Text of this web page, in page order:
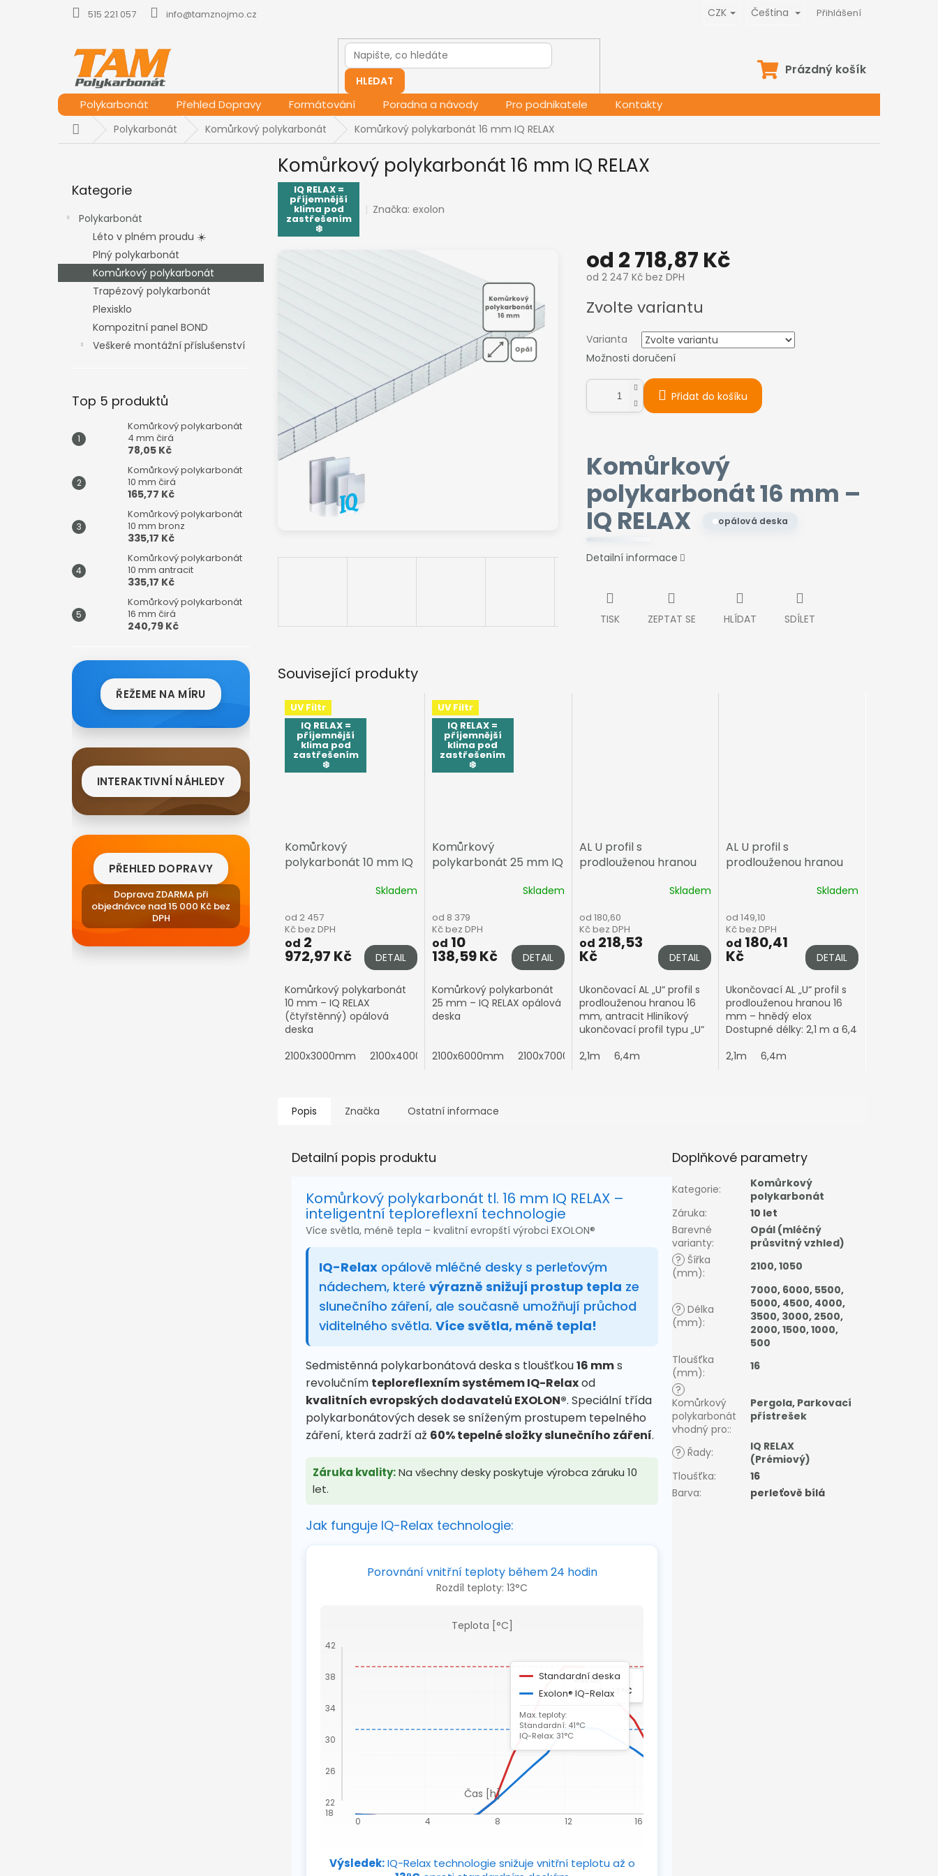
515 221 057 info@tamznojmo.cz CZK Čeština Přihlášení
HLEDAT
NÁKUPNÍ
Prázdný košík
Polykarbonát Přehled Dopravy Formátování Poradna a návody Pro podnikatele Kontakty
DomůPolykarbonát Komůrkový polykarbonát Komůrkový polykarbonát 16 mm IQ RELAX
kategorie
Kategorie
Polykarbonát
Léto v plném proudu ☀️
Plný polykarbonát
Komůrkový polykarbonát
Trapézový polykarbonát
Plexisklo
Kompozitní panel BOND
Veškeré montážní příslušenství
Top 5 produktů
Komůrkový polykarbonát
4 mm čirá
78,05 Kč
Komůrkový polykarbonát
10 mm čirá
165,77 Kč
Komůrkový polykarbonát
10 mm bronz
335,17 Kč
Komůrkový polykarbonát
10 mm antracit
335,17 Kč
Komůrkový polykarbonát
16 mm čirá
240,79 Kč
ŘEŽEME NA MÍRU
INTERAKTIVNÍ NÁHLEDY
PŘEHLED DOPRAVY
Doprava ZDARMA při
objednávce nad 15 000 Kč bez
DPH
Komůrkový polykarbonát 16 mm IQ RELAX
IQ RELAX =
příjemnější
klima pod
zastřešením
❄️
Značka: exolon
od 2 718,87 Kč
od 2 247 Kčbez DPH
cena:
Zvolte variantu
Varianta
Možnosti doručení
Přidat do košíku
Komůrkový
polykarbonát 16 mm –
IQ RELAX
opálová deska
Detailní informace
TISK ZEPTAT SE HLÍDAT SDÍLET
Související produkty
UV Filtr
IQ RELAX =
příjemnější
klima pod
zastřešením
❄️
Komůrkový
polykarbonát 10 mm IQ
Skladem
od 2 457
Kč bez DPH
od 2
972,97 Kč DETAIL
Komůrkový polykarbonát
10 mm – IQ RELAX
(čtyřstěnný) opálová
deska
2100x3000mm
2100x4000mm 2100x5000mm 2100x6000mm 2100x7000mm
UV Filtr
IQ RELAX =
příjemnější
klima pod
zastřešením
❄️
Komůrkový
polykarbonát 25 mm IQ
Skladem
od 8 379
Kč bez DPH
od 10
138,59 Kč DETAIL
Komůrkový polykarbonát
25 mm – IQ RELAX opálová
deska
2100x6000mm 2100x7000mm
AL U profil s
prodlouženou hranou
Skladem
od 180,60
Kč bez DPH
od 218,53
Kč DETAIL
Ukončovací AL „U“ profil s
prodlouženou hranou 16
mm, antracit Hliníkový
ukončovací profil typu „U“
profesionální zakončení
2,1m 6,4m
AL U profil s
prodlouženou hranou
Skladem
od 149,10
Kč bez DPH
od 180,41
Kč DETAIL
Ukončovací AL „U“ profil s
prodlouženou hranou 16
mm – hnědý elox
Dostupné délky: 2,1 m a 6,4
na míru – zbytkový prořez
2,1m 6,4m
Popis Značka Ostatní informace
Detailní popis produktu
Komůrkový polykarbonát tl. 16 mm IQ RELAX –
inteligentní teploreflexní technologie
Více světla, méně tepla – kvalitní evropští výrobci EXOLON®
IQ-Relax opálově mléčné desky s perleťovým
nádechem, které výrazně snižují prostup tepla ze
slunečního záření, ale současně umožňují průchod
viditelného světla. Více světla, méně tepla!
Sedmistěnná polykarbonátová deska s tloušťkou16 mms
revolučním teploreflexním systémem IQ-Relaxod
kvalitních evropských dodavatelů EXOLON®. Speciální třída
polykarbonátových desek se sníženým prostupem tepelného
záření, která zadrží až 60% tepelné složky slunečního záření.
Záruka kvality:Na všechny desky poskytuje výrobca záruku 10
let.
Jak funguje IQ-Relax technologie:
Porovnání vnitřní teploty během 24 hodin
Rozdíl teploty: 13°C
Teplota [°C]
42
38
34
30
26
22
18
0 4 8 12 16
Rozdíl
teploty: 13°C
Standardní deska
Exolon® IQ-Relax
Max. teploty:
Standardní: 41°C
IQ-Relax: 31°C
Čas [h]
Výsledek:IQ-Relax technologie snižuje vnitřní teplotu až o
Doplňkové parametry
Kategorie:
Komůrkový
polykarbonát
Záruka:
10 let
Barevné
varianty:
Opál (mléčný
průsvitný vzhled)
? Šířka
(mm): 2100,1050
? Délka
(mm):
7000, 6000, 5500,
5000, 4500, 4000,
3500, 3000, 2500,
2000,1500,1000,
500
Tloušťka
(mm):
16
?
Komůrkový
polykarbonát
vhodný pro::
Pergola, Parkovací
přístrešek
? Řady:
IQ RELAX
(Prémiový)
Tloušťka:
16
Barva: perleťově bílá